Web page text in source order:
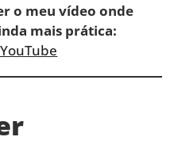
o meu vídeo onde
mais prática: